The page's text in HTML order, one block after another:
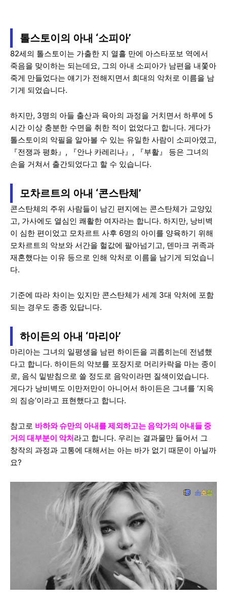
톨스토이의 아내 ‘소피아’
82세의 톨스토이는 가출한 지 열흘 만에 아스타포보 역에서
죽음을 맞이하는 되는데요, 그의 아내 소피아가 남편을 내쫓아
죽게 만들었다는 얘기가 전해지면서 희대의 악처로 이름을 남
기게 되었습니다.
하지만, 3명의 아들 출산과 육아의 과정을 거치면서 하루에 5
시간 이상 충분한 수면을 취한 적이 없었다고 합니다. 게다가
톨스토이의 악필을 알아볼 수 있는 유일한 사람이 소피아였고,
『전쟁과 평화』, 『안나 카레리나』, 『부활』 등은 그녀의
손을 거쳐서 출간되었다고 할 수 있습니다.
모차르트의 아내 ‘콘스탄체’
콘스탄체의 주위 사람들이 남긴 편지에는 콘스탄체가 교양있
고, 가사에도 열심인 쾌활한 여자라는 합니다. 하지만, 낭비벽
이 심한 편이었고 모차르트 사후 6명의 아이를 양육하기 위해
모차르트의 악보와 서간을 헐값에 팔아넘기고, 덴마크 귀족과
재혼했다는 이유 등으로 인해 악처로 이름을 남기게 되었습니
다.
기준에 따라 차이는 있지만 콘스탄체가 세계 3대 악처에 포함
되는 경우도 종종 있답니다.
하이든의 아내 ‘마리아’
마리아는 그녀의 일평생을 남편 하이든을 괴롭히는데 전념했
다고 합니다. 하이든의 악보를 포장지로 머리카락을 마는 종이
로, 음식 밑받침으로 쓸 정도로 음악이라면 질색이었습니다.
게다가 낭비벽도 이만저만이 아니어서 하이든은 그녀를 ‘지옥
의 짐승’이라고 표현했다고 합니다.
참고로 바하와 슈만의 아내를 제외하고는 음악가의 아내들 중
거의 대부분이 악처라고 합니다. 우리는 결과물만 들어서 그
창작의 과정과 고통에 대해서는 아는 바가 없기 때문이 아닐까
요?